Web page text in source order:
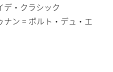
デ・クラシック
ン = ポルト・デュ・エ